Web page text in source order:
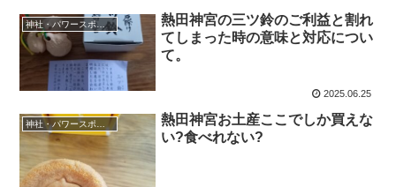
神社・パワースポット
熱田神宮の三ツ鈴のご利益と割れ
てしまった時の意味と対応につい
て。
2025.06.25
熱田神宮お土産ここでしか買えな
い?食べれない?